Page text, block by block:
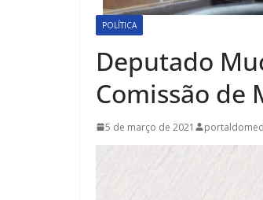
POLÍTICA
Deputado
Comissão de
5 de março de 2021